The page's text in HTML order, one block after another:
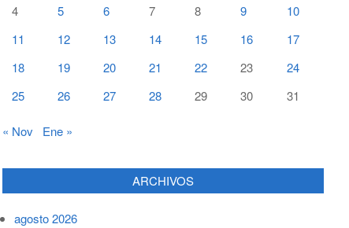
4
5 6 7 8 9
10
11
12 13 14 15 16
17
18
19 20 21 22 23
24
25
26 27 28 29 30 31
« Nov Ene »
ARCHIVOS
agosto 2026